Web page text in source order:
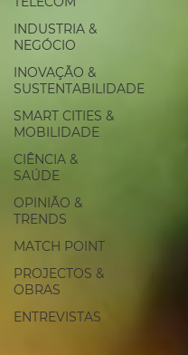
INDUSTRIA &
NEGÓCIO
INOVAÇÃO &
SUSTENTABILIDADE
SMART CITIES &
MOBILIDADE
CIÊNCIA &
SAÚDE
OPINIÃO &
TRENDS
MATCH POINT
PROJECTOS &
OBRAS
ENTREVISTAS